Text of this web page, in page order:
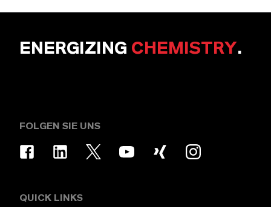
ENERGIZING CHEMISTRY.
FOLGEN SIE UNS
QUICK LINKS